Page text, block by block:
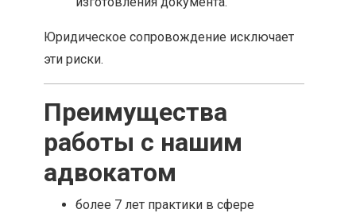
Юридическое сопровождение исключает
эти риски.
Преимущества
работы с нашим
адвокатом
более 7 лет практики в сфере